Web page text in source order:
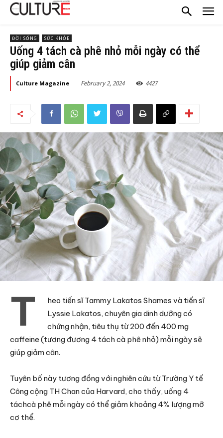
ĐỜI SỐNG SỨC KHỎE
Uống 4 tách cà phê nhỏ mỗi ngày có thể
giúp giảm cân
Culture Magazine February 2, 2024 4427
T
heo tiến sĩ Tammy Lakatos Shames và tiến sĩ
Lyssie Lakatos, chuyên gia dinh dưỡng có
chứng nhận, tiêu thụ từ 200 đến 400 mg
caffeine (tương đương 4 tách cà phê nhỏ) mỗi ngày sẽ
giúp giảm cân.
Tuyên bố này tương đồng với nghiên cứu từ Trường Y tế
Công cộng TH Chan của Harvard, cho thấy, uống 4
táchcà phê mỗi ngày có thể giảm khoảng 4% lượng mỡ
cơ thể.